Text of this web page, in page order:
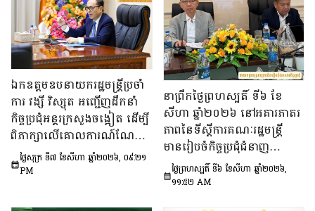
ឯកឧត្តមឧបនាយករដ្ឋមន្រ្តីប្រចាំ
ការ វង្សី វិស្សុត អញ្ជើញដឹកនាំ
កិច្ចប្រជុំអន្តរក្រសួងចង្អៀត ដើម្បី
ពិភាក្សាលើគោលការណ៍​ណែនាំ
ស្តីពីការរៀបចំប្រកាស ប្រកាស
អន្តរក្រសួង និងប្រកាសរួម របស់
ថ្ងៃសុក្រ ទី៧ ខែសីហា ឆ្នាំ២០២៦, ០៩:២១
PM
នាព្រឹកថ្ងៃព្រហស្បតិ៍ ទី៦ ខែ
សីហា ឆ្នាំ២០២៦ នៅអគារភាតរ
ភាពនៃទីស្តីការគណៈរដ្ឋមន្រ្តី
មានរៀបចំកិច្ចប្រជុំជំនាញ
បច្ចេកទេស ក្រោមអធិបតីភាព
ឯកឧត្តម សុក ផេង រដ្ឋលេខាធិ
ថ្ងៃព្រហស្បតិ៍ ទី៦ ខែសីហា ឆ្នាំ២០២៦,
១១:៥២ AM